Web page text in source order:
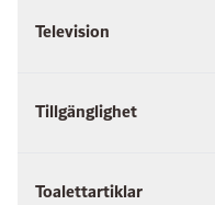
Television
Tillgänglighet
Toalettartiklar